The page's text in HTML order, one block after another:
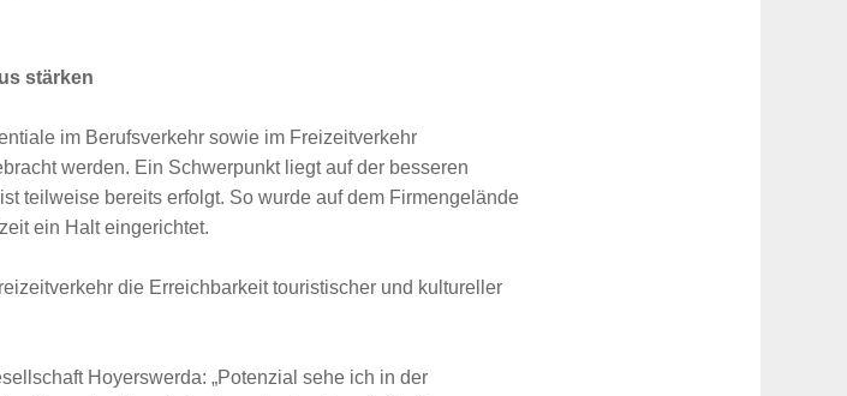
stärken
im Berufsverkehr sowie im Freizeitverkehr
werden. Ein Schwerpunkt liegt auf der besseren
teilweise bereits erfolgt. So wurde auf dem Firmengelände
ein Halt eingerichtet.
die Erreichbarkeit touristischer und kultureller
Hoyerswerda: „Potenzial sehe ich in der